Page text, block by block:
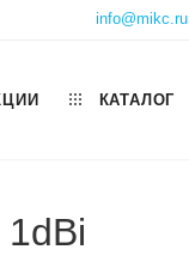
info@mikc.ru
КАТАЛОГ